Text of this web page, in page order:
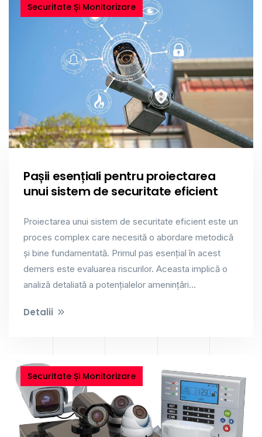
Securitate Și Monitorizare
Pașii esențiali pentru proiectarea
unui sistem de securitate eficient
Proiectarea unui sistem de securitate eficient este un
proces complex care necesită o abordare metodică
și bine fundamentată. Primul pas esențial în acest
demers este evaluarea riscurilor. Aceasta implică o
analiză detaliată a potențialelor amenințări...
Detalii
Securitate Și Monitorizare